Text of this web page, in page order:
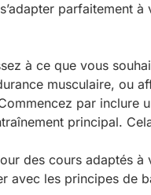
parfaitement
à ce que vous
musculaire, ou
par inclure
principal.
des cours adaptés
avec les principes de